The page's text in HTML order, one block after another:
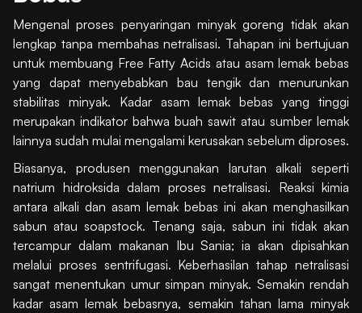
Mengenal proses penyaringan minyak goreng tidak akan
lengkap tanpa membahas netralisasi. Tahapan ini bertujuan
untuk membuang Free Fatty Acids atau asam lemak bebas
yang dapat menyebabkan bau tengik dan menurunkan
stabilitas minyak. Kadar asam lemak bebas yang tinggi
merupakan indikator bahwa buah sawit atau sumber lemak
lainnya sudah mulai mengalami kerusakan sebelum diproses.
Biasanya, produsen menggunakan larutan alkali seperti
natrium hidroksida dalam proses netralisasi. Reaksi kimia
antara alkali dan asam lemak bebas ini akan menghasilkan
sabun atau soapstock. Tenang saja, sabun ini tidak akan
tercampur dalam makanan Ibu Sania; ia akan dipisahkan
melalui proses sentrifugasi. Keberhasilan tahap netralisasi
sangat menentukan umur simpan minyak. Semakin rendah
kadar asam lemak bebasnya, semakin tahan lama minyak